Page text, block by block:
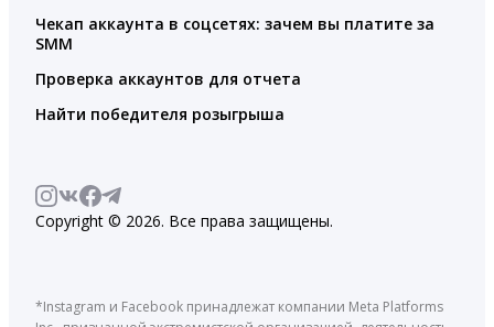
Чекап аккаунта в соцсетях: зачем вы платите за
SMM
Проверка аккаунтов для отчета
Найти победителя розыгрыша
Copyright © 2026. Все права защищены.
*Instagram и Facebook принадлежат компании Meta Platforms